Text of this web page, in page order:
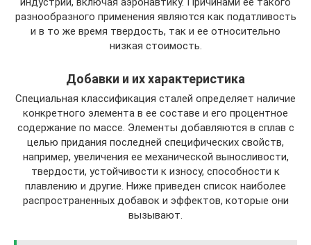
разнообразного применения являются как податливость
и в то же время твердость, так и ее относительно
низкая стоимость.
Добавки и их характеристика
Специальная классификация сталей определяет наличие
конкретного элемента в ее составе и его процентное
содержание по массе. Элементы добавляются в сплав с
целью придания последней специфических свойств,
например, увеличения ее механической выносливости,
твердости, устойчивости к износу, способности к
плавлению и другие. Ниже приведен список наиболее
распространенных добавок и эффектов, которые они
вызывают.